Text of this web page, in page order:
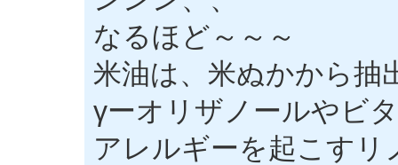
なるほど～～～
米油は、米ぬかから抽
γーオリザノールやビ
アレルギーを起こす